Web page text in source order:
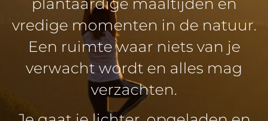
vredige momenten in de natuur.
Een ruimte waar niets van je
verwacht wordt en alles mag
verzachten.